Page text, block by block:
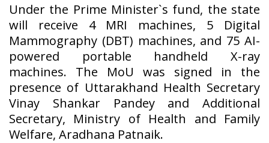
Under the Prime Minister`s fund, the state
will receive 4 MRI machines, 5 Digital
Mammography (DBT) machines, and 75 AI-
powered portable handheld X-ray
machines. The MoU was signed in the
presence of Uttarakhand Health Secretary
Vinay Shankar Pandey and Additional
Secretary, Ministry of Health and Family
Welfare, Aradhana Patnaik.